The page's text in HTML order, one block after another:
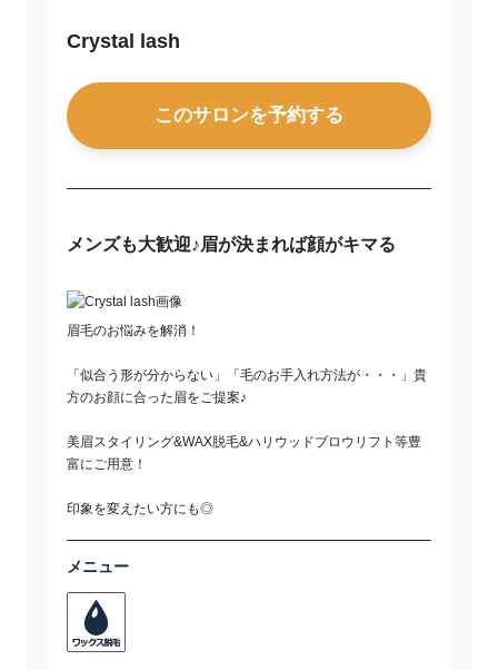
Crystal lash
このサロンを予約する
メンズも大歓迎♪眉が決まれば顔がキマる
眉毛のお悩みを解消！
「似合う形が分からない」「毛のお手入れ方法が・・・」貴
方のお顔に合った眉をご提案♪
美眉スタイリング&WAX脱毛&ハリウッドブロウリフト等豊
富にご用意！
印象を変えたい方にも◎
メニュー